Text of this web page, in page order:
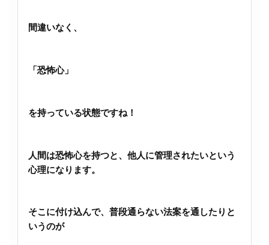
間違いなく、
「恐怖心」
を持っている状態ですね！
人間は恐怖心を持つと、他人に管理されたいという
心理になります。
そこに付け込んで、普段通らない法案を通したりと
いうのが